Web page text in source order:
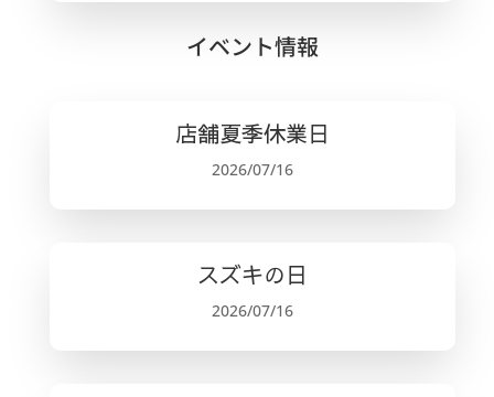
イベント情報
店舗夏季休業日
2026/07/16
スズキの日
2026/07/16